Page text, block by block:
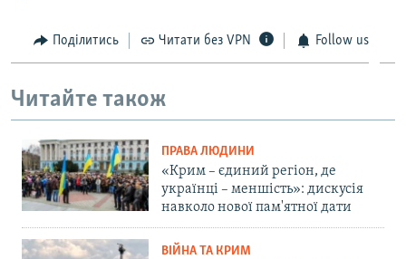
Поділитись Читати без VPN Follow us
Читайте також
ПРАВА ЛЮДИНИ
«Крим – єдиний регіон, де
українці – меншість»: дискусія
навколо нової пам'ятної дати
ВІЙНА ТА КРИМ